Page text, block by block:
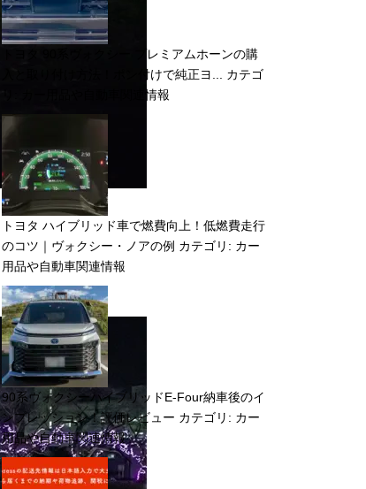
トヨタ 90系ヴォクシー プレミアムホーンの購
入と取り付け方法！ポン付けで純正ヨ...
カテゴ
カー用品や自動車関連情報
トヨタ ハイブリッド車で燃費向上！低燃費走行
のコツ｜ヴォクシー・ノアの例 カテゴリ: カー
用品や自動車関連情報
90系ヴォクシーハイブリッドE-Four納車後のイ
ンプレッション！評価レビュー カテゴリ: カー
用品や自動車関連情報